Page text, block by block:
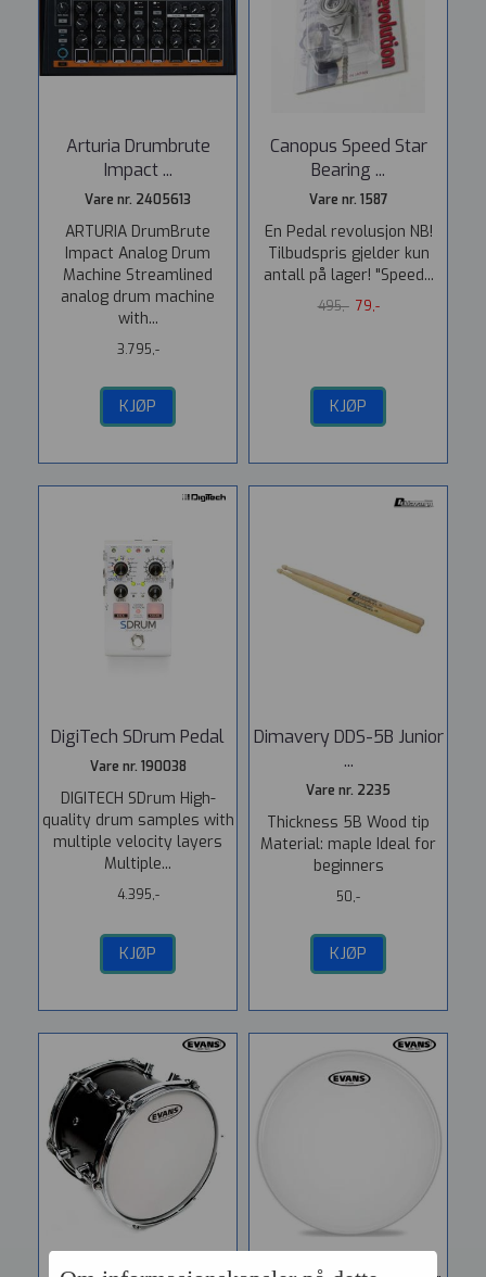
Arturia Drumbrute
Impact ...
Vare nr. 2405613
ARTURIA DrumBrute
Impact Analog Drum
Machine Streamlined
analog drum machine
with...
3.795,-
KJØP
Canopus Speed Star
Bearing ...
Vare nr. 1587
En Pedal revolusjon NB!
Tilbudspris gjelder kun
antall på lager! "Speed...
495,- 79,-
KJØP
DigiTech SDrum Pedal
Vare nr. 190038
DIGITECH SDrum High-
quality drum samples with
multiple velocity layers
Multiple...
4.395,-
KJØP
Dimavery DDS-5B Junior
...
Vare nr. 2235
Thickness 5B Wood tip
Material: maple Ideal for
beginners
50,-
KJØP